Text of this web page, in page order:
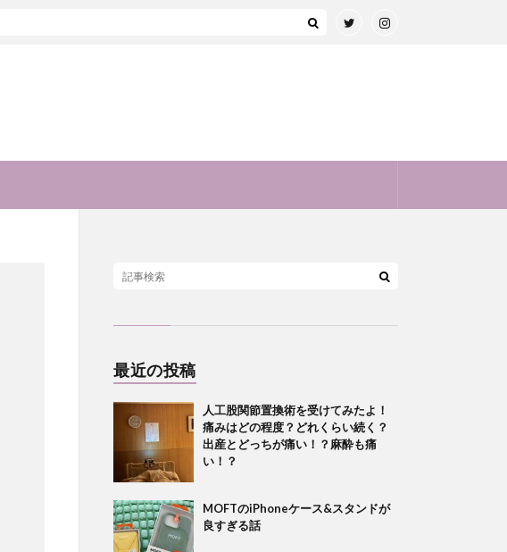
最近の投稿
人工股関節置換術を受けてみたよ！
痛みはどの程度？どれくらい続く？
出産とどっちが痛い！？麻酔も痛
い！？
MOFTのiPhoneケース&スタンドが
良すぎる話